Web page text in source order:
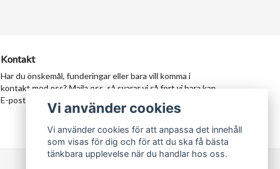
Kontakt
Har du önskemål, funderingar eller bara vill komma i
kontakt med oss? Maila oss, så svarar vi så fort vi bara kan.
E-postadress:Vi använder cookies
Vi använder cookies för att anpassa det innehåll
som visas för dig och för att du ska få bästa
tänkbara upplevelse när du handlar hos oss.